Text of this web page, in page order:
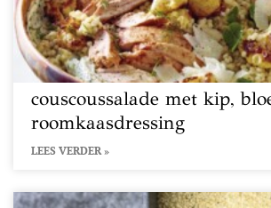
couscoussalade met kip,
roomkaasdressing
LEES VERDER »